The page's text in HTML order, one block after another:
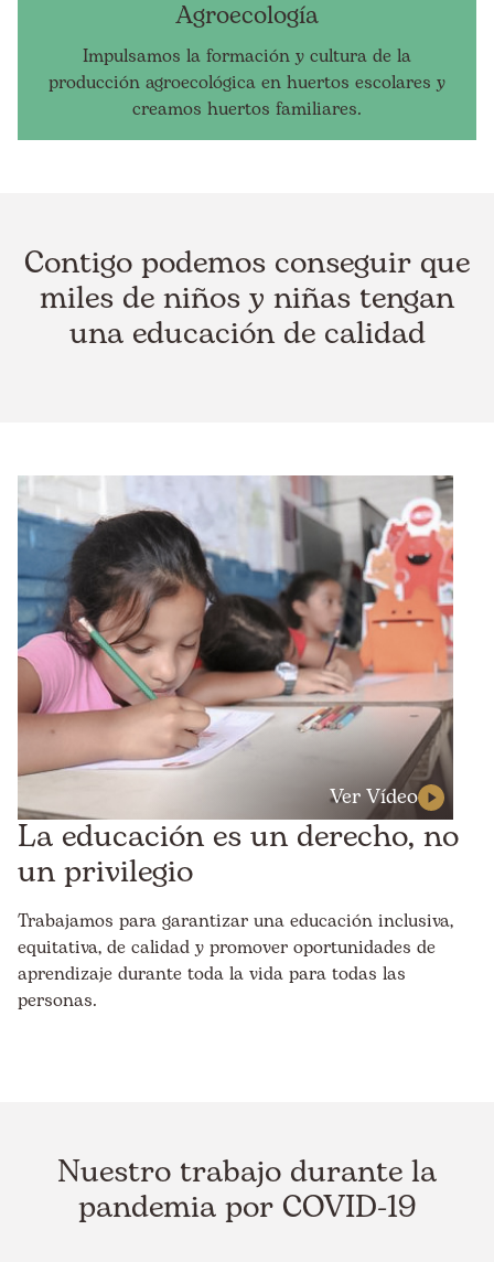
Agroecología
Impulsamos la formación y cultura de la
producción agroecológica en huertos escolares y
creamos huertos familiares.
Contigo podemos conseguir que
miles de niños y niñas tengan
una educación de calidad
Ver Vídeo
La educación es un derecho, no
un privilegio
Trabajamos para garantizar una educación inclusiva,
equitativa, de calidad y promover oportunidades de
aprendizaje durante toda la vida para todas las
personas.
Nuestro trabajo durante la
pandemia por COVID-19